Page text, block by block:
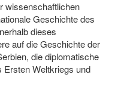
wissenschaftlichen
Geschichte des
dieses
auf die Geschichte der
die diplomatische
Weltkriegs und